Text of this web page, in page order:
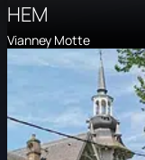
HEM
Vianney Motte